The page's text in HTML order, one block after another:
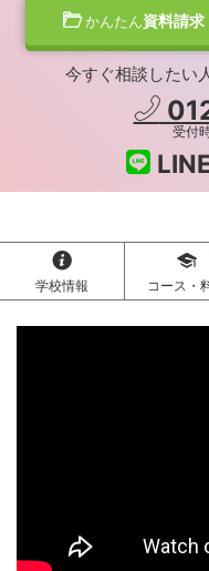
かんたん資料請求
今すぐ相談したい
受付
学校情報 コース・